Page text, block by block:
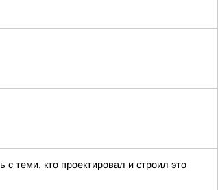
теми, кто проектировал и строил это